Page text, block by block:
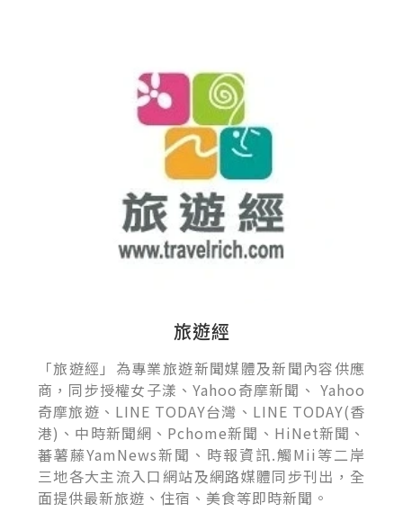
旅遊經
「旅遊經」為專業旅遊新聞媒體及新聞內容供應
商，同步授權女子漾、Yahoo奇摩新聞、 Yahoo
奇摩旅遊、LINE TODAY台灣、LINE TODAY(香
港)、中時新聞網、Pchome新聞、HiNet新聞、
蕃薯藤YamNews新聞、時報資訊.觸Mii等二岸
三地各大主流入口網站及網路媒體同步刊出，全
面提供最新旅遊、住宿、美食等即時新聞。